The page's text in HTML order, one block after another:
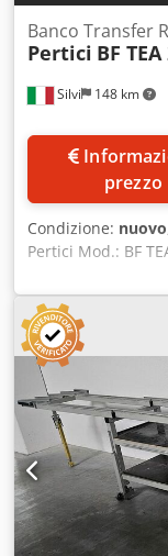
Silvi 148 km
Banco Transfer
Pertici BF
prezzo
Condizione: nuovo
Pertici Mod.: BF
di assemblaggio
produzione di
scomparsa
guarnizione
2.000 mm
minima: 1.374
di lavoro: 932 mm